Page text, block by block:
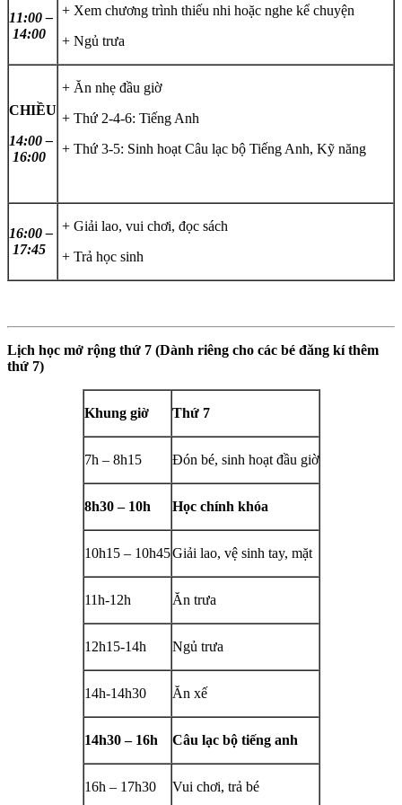
11:00 –
14:00
+ Xem chương trình thiếu nhi hoặc nghe kể chuyện
+ Ngủ trưa
CHIỀU
14:00 –
16:00
+ Ăn nhẹ đầu giờ
+ Thứ 2-4-6: Tiếng Anh
+ Thứ 3-5: Sinh hoạt Câu lạc bộ Tiếng Anh, Kỹ năng
16:00 –
17:45
+ Giải lao, vui chơi, đọc sách
+ Trả học sinh
Lịch học mở rộng thứ 7 (Dành riêng cho các bé đăng kí thêm
thứ 7)
Khung giờ Thứ 7
7h – 8h15 Đón bé, sinh hoạt đầu giờ
8h30 – 10h Học chính khóa
10h15 – 10h45Giải lao, vệ sinh tay, mặt
11h-12h Ăn trưa
12h15-14h Ngủ trưa
14h-14h30 Ăn xế
14h30 – 16h Câu lạc bộ tiếng anh
16h – 17h30 Vui chơi, trả bé